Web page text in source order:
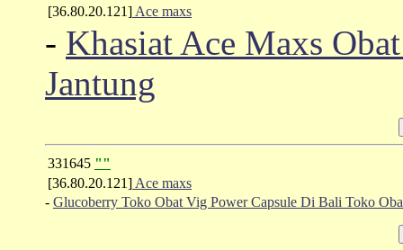
[36.80.20.121] Ace maxs
- Khasiat Ace Maxs
Jantung
331645 ""
[36.80.20.121] Ace maxs
- Glucoberry Toko Obat Vig Power Capsule Di Bali Toko